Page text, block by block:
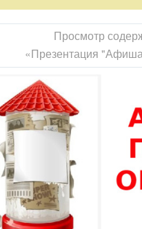
Просмотр
«Презентация